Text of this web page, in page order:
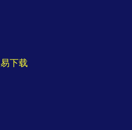
下载